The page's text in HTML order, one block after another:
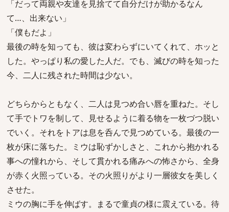
「だって両親や友達を見捨てて自分だけが助かるなん
て…、出来ない」
「僕もだよ」
最後の時を知っても、彼は変わらずにいてくれて、ホッと
した。やっぱり私の愛した人だ。でも、滅びの時を知った
今、二人に残された時間は少ない。
どちらからともなく、二人は見つめ合い唇を重ねた。そし
て手でトワを制して、見せるように着る物を一枚づつ脱い
でいく。それをトアは息を呑んで見つめている。最後の一
枚が床に落ちた。ミウは恥ずかしさと、これから抱かれる
事への憧れから、そして貫かれる痛みへの怖さから、全身
が赤く火照っている。その火照りがより一層彼女を美しく
させた。
ミウの胸に手を伸ばす。まるで童貞の様に震えている。待